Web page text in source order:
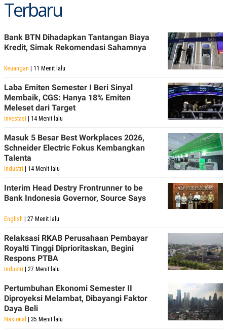
Terbaru
Bank BTN Dihadapkan Tantangan Biaya
Kredit, Simak Rekomendasi Sahamnya
Keuangan | 11 Menit lalu
Laba Emiten Semester I Beri Sinyal
Membaik, CGS: Hanya 18% Emiten
Meleset dari Target
Investasi | 14 Menit lalu
Masuk 5 Besar Best Workplaces 2026,
Schneider Electric Fokus Kembangkan
Talenta
Industri | 14 Menit lalu
Interim Head Destry Frontrunner to be
Bank Indonesia Governor, Source Says
English | 27 Menit lalu
Relaksasi RKAB Perusahaan Pembayar
Royalti Tinggi Diprioritaskan, Begini
Respons PTBA
Industri | 27 Menit lalu
Pertumbuhan Ekonomi Semester II
Diproyeksi Melambat, Dibayangi Faktor
Daya Beli
Nasional | 35 Menit lalu